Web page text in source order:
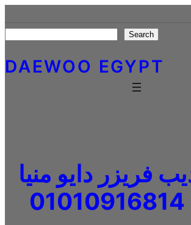
to
content
Search
DAEWOO EGYPT
فريزر دايو منيا